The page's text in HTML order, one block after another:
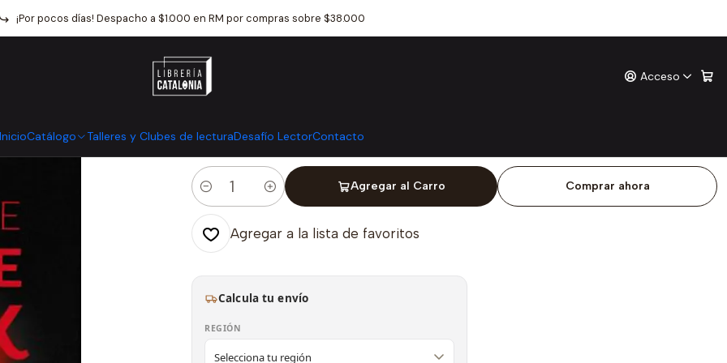
Acceso
InicioCatálogo Talleres y Clubes de lecturaDesafío LectorContacto
¡Por pocos días! Despacho a $1.000 en RM por compras sobre $38.000
Catálogo Narrativa Novela Negra El Juicio De Miracle Creek
|
El Juicio De Miracle Creek
Mostrar stock de ubicaciones
Cantidad
Agregar al Carro Comprar ahora
Agregar a la lista de favoritos
Calcula tu envío
REGIÓN